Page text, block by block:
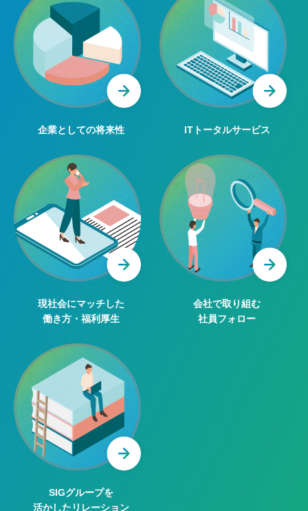
企業としての将来性 ITトータルサービス
現社会にマッチした
働き方・福利厚生
会社で取り組む
社員フォロー
SIGグループを
活かしたリレーション